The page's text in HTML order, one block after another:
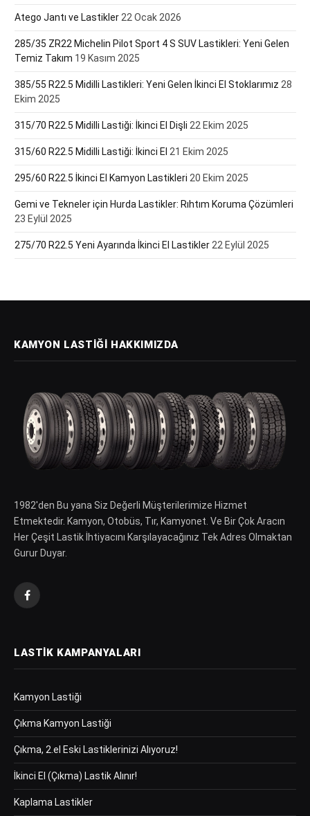
Atego Jantı ve Lastikler22 Ocak 2026
285/35 ZR22 Michelin Pilot Sport 4 S SUV Lastikleri: Yeni Gelen
Temiz Takım 19 Kasım 2025
385/55 R22.5 Midilli Lastikleri: Yeni Gelen İkinci El Stoklarımız 28
Ekim 2025
315/70 R22.5 Midilli Lastiği: İkinci El Dişli 22 Ekim 2025
315/60 R22.5 Midilli Lastiği: İkinci El 21 Ekim 2025
295/60 R22.5 İkinci El Kamyon Lastikleri 20 Ekim 2025
Gemi ve Tekneler için Hurda Lastikler: Rıhtım Koruma Çözümleri
23 Eylül 2025
275/70 R22.5 Yeni Ayarında İkinci El Lastikler22 Eylül 2025
KAMYON LASTIĞI HAKKIMIZDA
1982′den Bu yana Siz Değerli Müşterilerimize Hizmet
Etmektedir. Kamyon, Otobüs, Tır, Kamyonet. Ve Bir Çok Aracın
Her Çeşit Lastik İhtiyacını Karşılayacağınız Tek Adres Olmaktan
Gurur Duyar.
Facebook
LASTIK KAMPANYALARI
Kamyon Lastiği
Çıkma Kamyon Lastiği
Çıkma, 2.el Eski Lastiklerinizi Alıyoruz!
İkinci El (Çıkma) Lastik Alınır!
Kaplama Lastikler